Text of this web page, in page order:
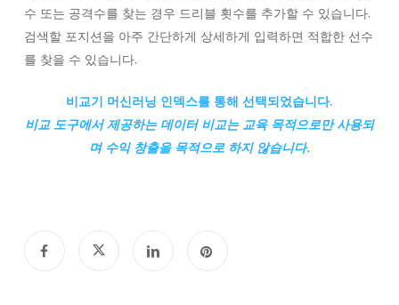
수 또는 공격수를 찾는 경우 드리블 횟수를 추가할 수 있습니다.
검색할 포지션을 아주 간단하게 상세하게 입력하면 적합한 선수
를 찾을 수 있습니다.
비교기 머신러닝 인덱스를 통해 선택되었습니다.
비교도구에서 제공하는 데이터 비교는 교육 목적으로만 사용되
며 수익 창출을 목적으로 하지 않습니다.